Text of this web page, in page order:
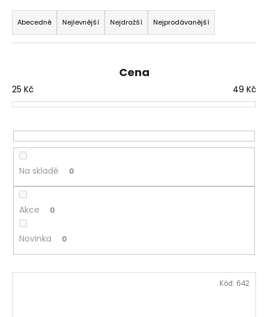
Ř
a
z
í
p
o
d
u
k
ů
Abecedně Nejlevnější Nejdražší Nejprodávanější
Cena
25 Kč 49 Kč
Na skladě 0
Akce 0
Novinka 0
V Kód: 642